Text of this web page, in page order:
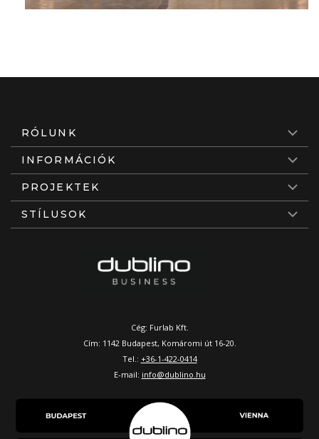
RÓLUNK
INFORMÁCIÓK
PROJEKTEK
STÍLUSOK
Cég: Furlab Kft.
Cím: 1142 Budapest, Komáromi út 16-20.
Tel.: +36-1-422-0414
E-mail: info@dublino.hu